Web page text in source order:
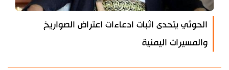
الحوثي يتحدى اثبات ادعاءات اعتراض الصواريخ
والمسيرات اليمنية